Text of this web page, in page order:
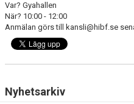
Var? Gyahallen
När? 10:00 - 12:00
Anmälan görs till kansli@hibf.se
Nyhetsarkiv